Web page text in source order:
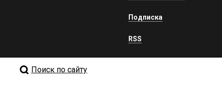
Подписка
RSS
Поиск по сайту